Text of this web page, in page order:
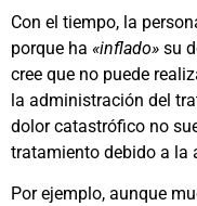
Con el tiempo, la
porque ha «inflado» su
cree que no puede
la administración del
dolor catastrófico no
tratamiento debido a la
Por ejemplo, aunque